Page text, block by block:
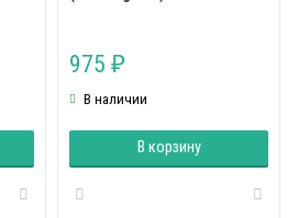
975 ₽
В наличии
В корзину